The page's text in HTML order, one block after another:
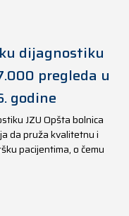
dijagnostiku
pregleda u
godine
JZU Opšta bolnica
da pruža kvalitetnu i
pacijentima, o čemu
periodu od 1. januara